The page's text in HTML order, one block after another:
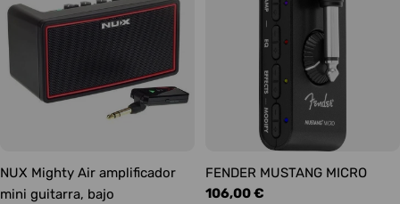
NUX Mighty Air amplificador
mini guitarra, bajo
FENDER MUSTANG MICRO
Precio
106,00 €